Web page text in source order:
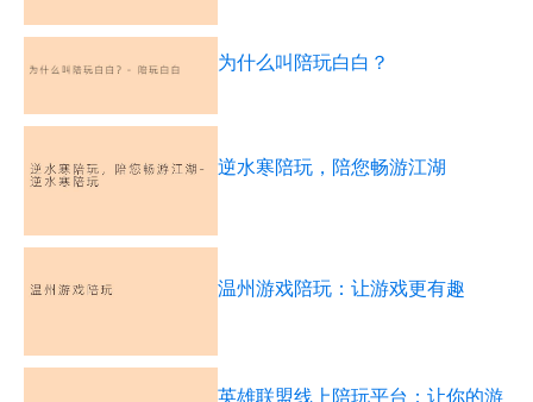
为什么叫陪玩白白？
逆水寒陪玩，陪您畅游江湖
温州游戏陪玩：让游戏更有趣
英雄联盟线上陪玩平台：让你的游